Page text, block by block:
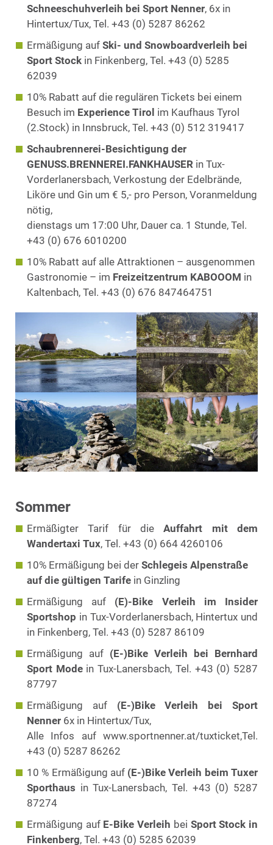
Schneeschuhverleih bei Sport Nenner, 6x in
Hintertux/Tux, Tel. +43 (0) 5287 86262
Ermäßigung auf Ski- und Snowboardverleih bei
Sport Stock in Finkenberg, Tel. +43 (0) 5285
62039
10% Rabatt auf die regulären Tickets bei einem
Besuch im Experience Tirol im Kaufhaus Tyrol
(2.Stock) in Innsbruck, Tel. +43 (0) 512 319417
Schaubrennerei-Besichtigung der
GENUSS.BRENNEREI.FANKHAUSER in Tux-
Vorderlanersbach, Verkostung der Edelbrände,
Liköre und Gin um € 5,- pro Person, Voranmeldung
nötig,
dienstags um 17:00 Uhr, Dauer ca. 1 Stunde, Tel.
+43 (0) 676 6010200
10% Rabatt auf alle Attraktionen – ausgenommen
Gastronomie – im Freizeitzentrum KABOOOM in
Kaltenbach, Tel. +43 (0) 676 847464751
Sommer
Ermäßigter Tarif für dieAuffahrt mit dem
Wandertaxi Tux, Tel. +43 (0) 664 4260106
10% Ermäßigung bei der Schlegeis Alpenstraße
auf die gültigen Tarife in Ginzling
Ermäßigung auf (E)-Bike Verleih im Insider
Sportshop in Tux-Vorderlanersbach, Hintertux und
in Finkenberg, Tel. +43 (0) 5287 86109
Ermäßigung auf (E-)Bike Verleih bei Bernhard
Sport Mode in Tux-Lanersbach, Tel. +43 (0) 5287
87797
Ermäßigung auf (E-)Bike Verleih bei Sport
Nenner 6x in Hintertux/Tux,
Alle Infos auf www.sportnenner.at/tuxticket,Tel.
+43 (0) 5287 86262
10 % Ermäßigung auf (E-)Bike Verleih beim Tuxer
Sporthaus in Tux-Lanersbach, Tel. +43 (0) 5287
87274
Ermäßigung auf E-Bike Verleih bei Sport Stock in
Finkenberg, Tel. +43 (0) 5285 62039